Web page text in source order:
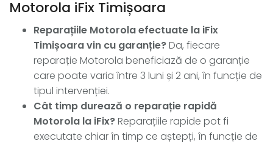
Motorola iFix Timișoara
Reparațiile Motorola efectuate la iFix
Timișoara vin cu garanție?Da, fiecare
reparație Motorola beneficiază de o garanție
care poate varia între 3 luni și 2 ani, în funcție de
tipul intervenției.
Cât timp durează o reparație rapidă
Motorola la iFix?Reparațiile rapide pot fi
executate chiar în timp ce aștepți, în funcție de